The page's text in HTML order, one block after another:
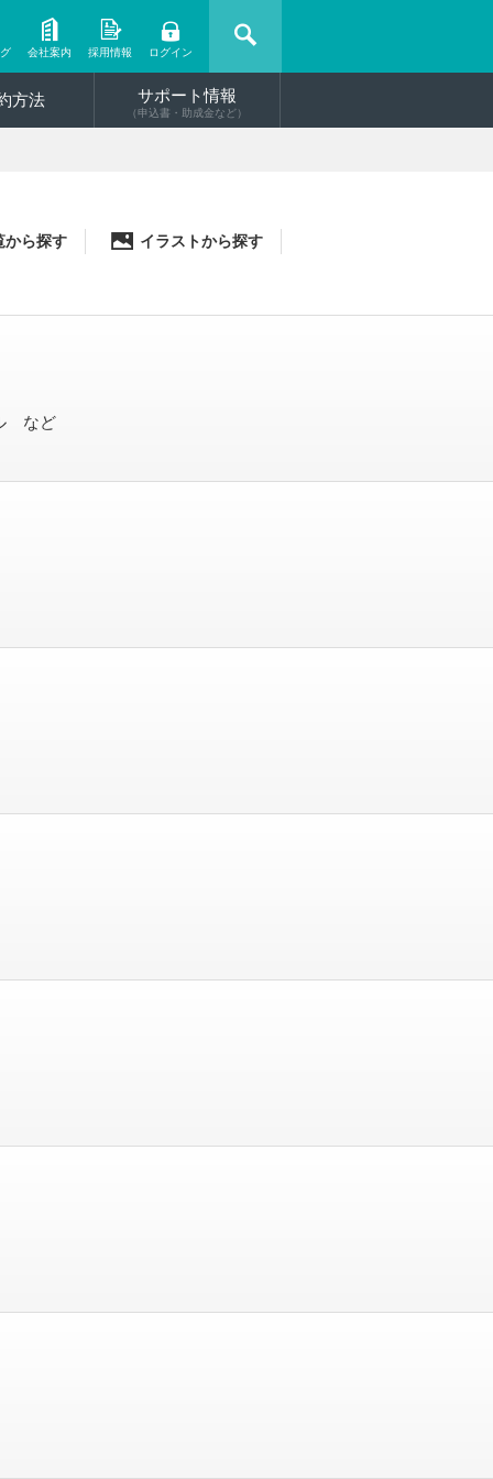
会社案内 採用情報 ログイン
方法 サポート情報
（申込書・助成金など）
から探す イラストから探す
など